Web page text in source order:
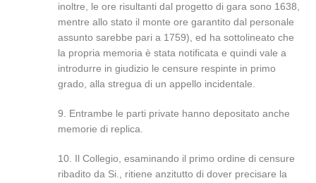
inoltre, le ore risultanti dal progetto di gara sono 1638,
mentre allo stato il monte ore garantito dal personale
assunto sarebbe pari a 1759), ed ha sottolineato che
la propria memoria è stata notificata e quindi vale a
introdurre in giudizio le censure respinte in primo
grado, alla stregua di un appello incidentale.
9. Entrambe le parti private hanno depositato anche
memorie di replica.
10. Il Collegio, esaminando il primo ordine di censure
ribadito da Si., ritiene anzitutto di dover precisare la